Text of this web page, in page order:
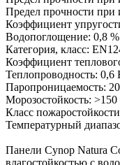
Предел прочности
Коэффициент
Водопоглощение: 0,8 %
Категория, класс:
Коэффициент
Теплопроводность: 0,6
Паропроницаемость:
Морозостойкость:
Класс
Температурный
Панели Cynop Natura
влагостойкостью с